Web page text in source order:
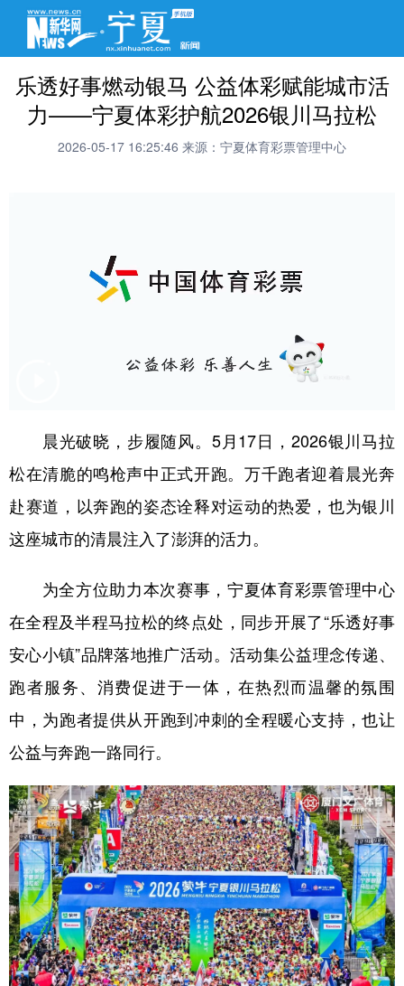
乐透好事燃动银马 公益体彩赋能城市活
力——宁夏体彩护航2026银川马拉松
2026-05-17 16:25:46 来源：宁夏体育彩票管理中心
晨光破晓，步履随风。5月17日，2026银川马拉
松在清脆的鸣枪声中正式开跑。万千跑者迎着晨光奔
赴赛道，以奔跑的姿态诠释对运动的热爱，也为银川
这座城市的清晨注入了澎湃的活力。
为全方位助力本次赛事，宁夏体育彩票管理中心
在全程及半程马拉松的终点处，同步开展了“乐透好事
安心小镇”品牌落地推广活动。活动集公益理念传递、
跑者服务、消费促进于一体，在热烈而温馨的氛围
中，为跑者提供从开跑到冲刺的全程暖心支持，也让
公益与奔跑一路同行。